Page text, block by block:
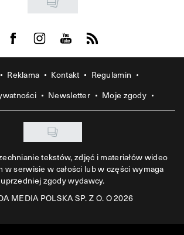
Visit us on Facebook
Visit us on Instagram
Visit us on Youtube
Visit us on Rss
Reklama Kontakt
Regulamin
Newsletter Moje zgody
tekstów, zdjęć i materiałów wideo
w serwisie w całości lub w części wymaga
uprzedniej zgody wydawcy.
MEDIA POLSKA SP. Z O. O 2026